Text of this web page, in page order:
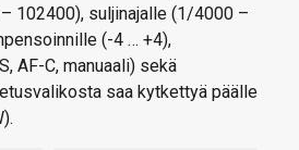
102400), suljinajalle (1/4000 –
(-4 … +4),
AF-C, manuaali) sekä
saa kytkettyä päälle